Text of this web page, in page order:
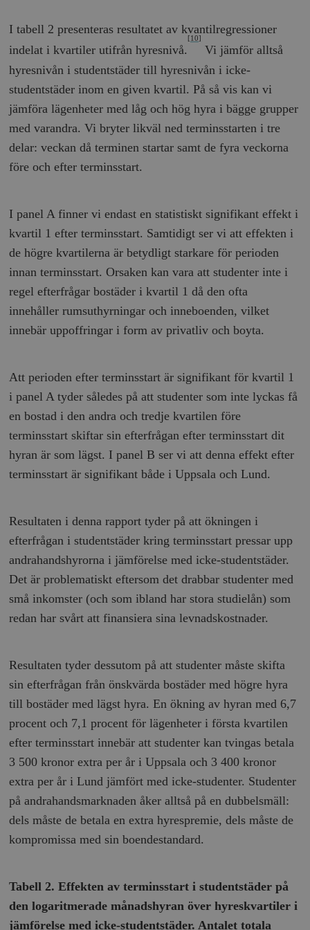
I tabell 2 presenteras resultatet av kvantilregressioner
indelat i kvartiler utifrån hyresnivå.
[10]
Vi jämför alltså
hyresnivån i studentstäder till hyresnivån i icke-
studentstäder inom en given kvartil. På så vis kan vi
jämföra lägenheter med låg och hög hyra i bägge grupper
med varandra. Vi bryter likväl ned terminsstarten i tre
delar: veckan då terminen startar samt de fyra veckorna
före och efter terminsstart.
I panel A finner vi endast en statistiskt signifikant effekt i
kvartil 1 efter terminsstart. Samtidigt ser vi att effekten i
de högre kvartilerna är betydligt starkare för perioden
innan terminsstart. Orsaken kan vara att studenter inte i
regel efterfrågar bostäder i kvartil 1 då den ofta
innehåller rumsuthyrningar och inneboenden, vilket
innebär uppoffringar i form av privatliv och boyta.
Att perioden efter terminsstart är signifikant för kvartil 1
i panel A tyder således på att studenter som inte lyckas få
en bostad i den andra och tredje kvartilen före
terminsstart skiftar sin efterfrågan efter terminsstart dit
hyran är som lägst. I panel B ser vi att denna effekt efter
terminsstart är signifikant både i Uppsala och Lund.
Resultaten i denna rapport tyder på att ökningen i
efterfrågan i studentstäder kring terminsstart pressar upp
andrahandshyrorna i jämförelse med icke-studentstäder.
Det är problematiskt eftersom det drabbar studenter med
små inkomster (och som ibland har stora studielån) som
redan har svårt att finansiera sina levnadskostnader.
Resultaten tyder dessutom på att studenter måste skifta
sin efterfrågan från önskvärda bostäder med högre hyra
till bostäder med lägst hyra. En ökning av hyran med 6,7
procent och 7,1 procent för lägenheter i första kvartilen
efter terminsstart innebär att studenter kan tvingas betala
3 500 kronor extra per år i Uppsala och 3 400 kronor
extra per år i Lund jämfört med icke-studenter. Studenter
på andrahandsmarknaden åker alltså på en dubbelsmäll:
dels måste de betala en extra hyrespremie, dels måste de
kompromissa med sin boendestandard.
Tabell 2. Effekten av terminsstart i studentstäder på
den logaritmerade månadshyran över hyreskvartiler i
jämförelse med icke-studentstäder. Antalet totala
Namn
Leverantör
/ Domän
woocommerce_cart_hash
Automattic
_hjFirstSeen
Hotjar Ltd
.timbro.se
woocommerce_items_in_cart
Automattic
Inc.
timbro.se
wp_woocommerce_session_[abcdef0123456789]
timbro.se
.myfonts.net
.vimeo.com
Namn
.timbro.se
månad
.youtube.com
Denna
av YouTube
inbäddade